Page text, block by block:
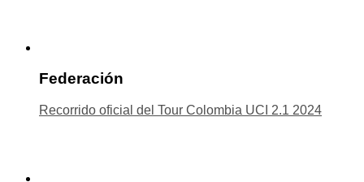
Federación
Recorrido oficial del Tour Colombia UCI 2.1 2024